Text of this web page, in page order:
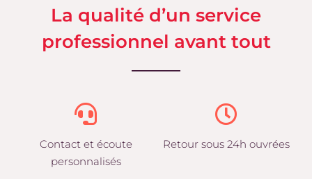
La qualité d’un service
professionnel avant tout
Contact et écoute
personnalisés
Retour sous 24h ouvrées